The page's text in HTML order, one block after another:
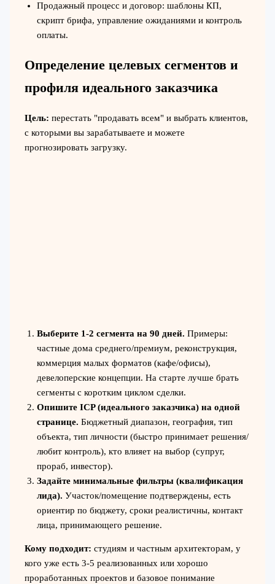
Продажный процесс и договор: шаблоны КП,
скрипт брифа, управление ожиданиями и контроль
оплаты.
Определение целевых сегментов и
профиля идеального заказчика
Цель: перестать "продавать всем" и выбрать клиентов,
с которыми вы зарабатываете и можете
прогнозировать загрузку.
Выберите 1-2 сегмента на 90 дней. Примеры:
частные дома среднего/премиум, реконструкция,
коммерция малых форматов (кафе/офисы),
девелоперские концепции. На старте лучше брать
сегменты с коротким циклом сделки.
Опишите ICP (идеального заказчика) на одной
странице. Бюджетный диапазон, география, тип
объекта, тип личности (быстро принимает решения/
любит контроль), кто влияет на выбор (супруг,
прораб, инвестор).
Задайте минимальные фильтры (квалификация
лида). Участок/помещение подтверждены, есть
ориентир по бюджету, сроки реалистичны, контакт
лица, принимающего решение.
Кому подходит: студиям и частным архитекторам, у
кого уже есть 3-5 реализованных или хорошо
проработанных проектов и базовое понимание